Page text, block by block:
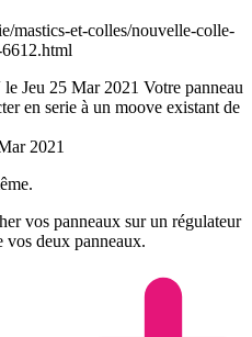
mastics-et-colles/nouvelle-colle-
le Jeu 25 Mar 2021 Votre panneau
en serie à un moove existant de
2021
vos panneaux sur un régulateur
vos deux panneaux.